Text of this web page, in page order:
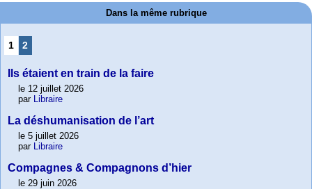
Dans la même rubrique
1 2
Ils étaient en train de la faire
le 12 juillet 2026
par Libraire
La déshumanisation de l’art
le 5 juillet 2026
par Libraire
Compagnes & Compagnons d’hier
le 29 juin 2026